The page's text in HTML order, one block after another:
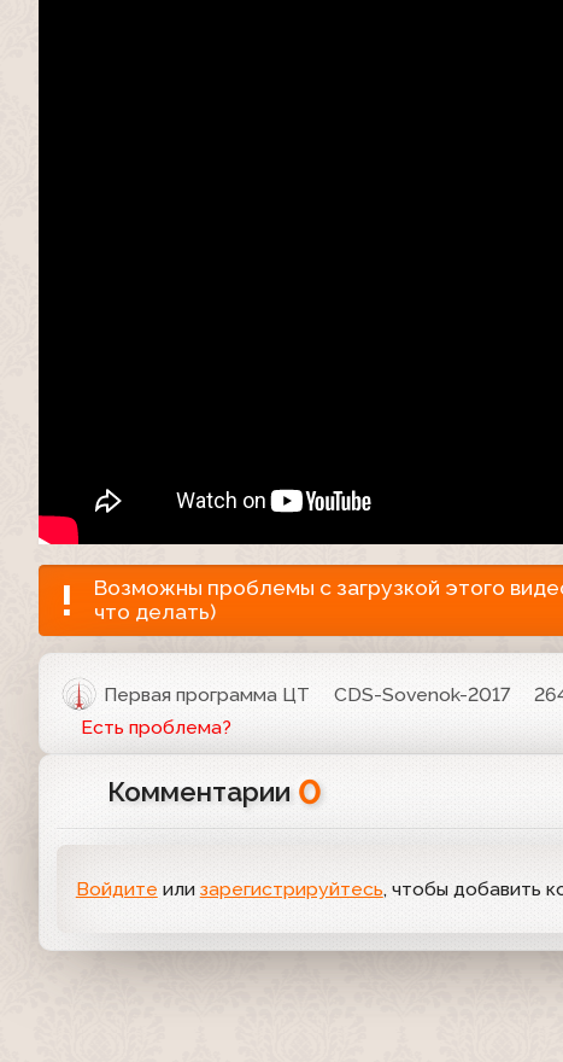
Возможны проблемы с загрузкой этого
что делать)
Первая программа ЦТ CDS-Sovenok-2017
Есть проблема?
Комментарии 0
Войдите или зарегистрируйтесь, чтобы добавить